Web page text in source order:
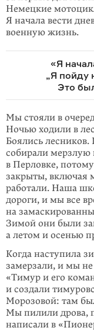
Немецкие
Я начала вести
военную жизнь.
«Я
„Я пойду
Это
Мы стояли в
Ночью ходили в
Боялись
собирали мерзлую
в Перловке,
закрыты, включая
работали. Наша
дороги, и мы все
на
Зимой они были
а летом и осенью
Когда наступила
замерзали, и мы
«Тимур и его
и создали
Морозовой: там
Мы пилили дрова,
написали в